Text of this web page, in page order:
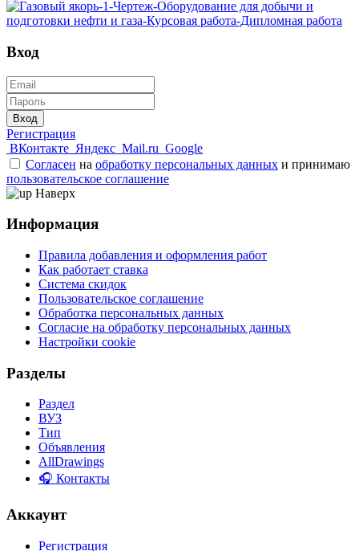
Вход
Вход
Регистрация
ВКонтакте Яндекс Mail.ru Google
Согласен на обработку персональных данных и принимаю
пользовательское соглашение
Наверх
Информация
Правила добавления и оформления работ
Как работает ставка
Система скидок
Пользовательское соглашение
Обработка персональных данных
Согласие на обработку персональных данных
Настройки cookie
Разделы
Раздел
ВУЗ
Тип
Объявления
AllDrawings
🎧 Контакты
Аккаунт
Регистрация